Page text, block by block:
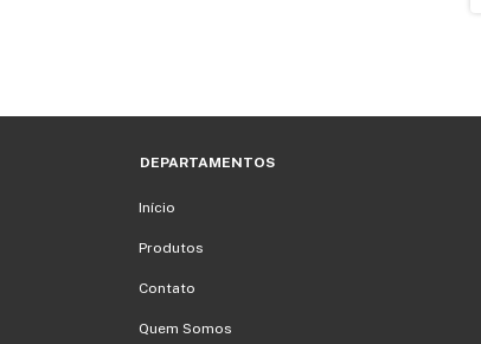
DEPARTAMENTOS
Início
Produtos
Contato
Quem Somos